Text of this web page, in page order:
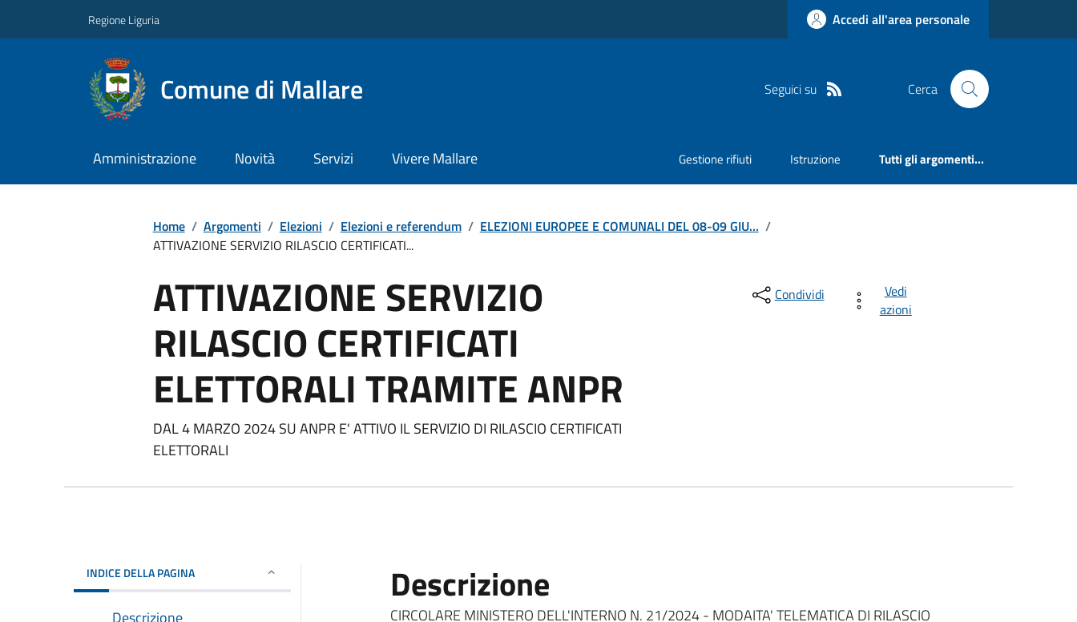
Regione Liguria Accedi all'area personale
Comune di Mallare Seguici su Cerca
Amministrazione Novità Servizi Vivere Mallare Gestione rifiuti Istruzione Tutti gli argomenti...
Home / Argomenti / Elezioni / Elezioni e referendum / ELEZIONI EUROPEE E COMUNALI DEL 08-09 GIU... /
ATTIVAZIONE SERVIZIO RILASCIO CERTIFICATI...
ATTIVAZIONE SERVIZIO
RILASCIO CERTIFICATI
ELETTORALI TRAMITE ANPR
DAL 4 MARZO 2024 SU ANPR E' ATTIVO IL SERVIZIO DI RILASCIO CERTIFICATI
ELETTORALI
Condividi
Vedi
azioni
INDICE DELLA PAGINA
Descrizione
Descrizione
CIRCOLARE MINISTERO DELL'INTERNO N. 21/2024 - MODAITA' TELEMATICA DI RILASCIO